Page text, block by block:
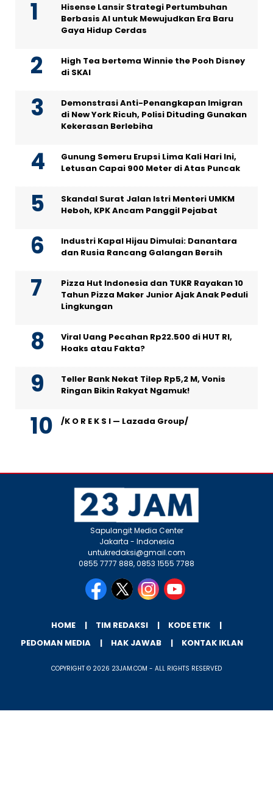
Hisense Lansir Strategi Pertumbuhan
Berbasis AI untuk Mewujudkan Era Baru
Gaya Hidup Cerdas
High Tea bertema Winnie the Pooh Disney
di SKAI
Demonstrasi Anti-Penangkapan Imigran
di New York Ricuh, Polisi Dituding Gunakan
Kekerasan Berlebiha
Gunung Semeru Erupsi Lima Kali Hari Ini,
Letusan Capai 900 Meter di Atas Puncak
Skandal Surat Jalan Istri Menteri UMKM
Heboh, KPK Ancam Panggil Pejabat
Industri Kapal Hijau Dimulai: Danantara
dan Rusia Rancang Galangan Bersih
Pizza Hut Indonesia dan TUKR Rayakan 10
Tahun Pizza Maker Junior Ajak Anak Peduli
Lingkungan
Viral Uang Pecahan Rp22.500 di HUT RI,
Hoaks atau Fakta?
Teller Bank Nekat Tilep Rp5,2 M, Vonis
Ringan Bikin Rakyat Ngamuk!
/K O R E K S I — Lazada Group/
Sapulangit Media Center
Jakarta - Indonesia
untukredaksi@gmail.com
0855 7777 888, 0853 1555 7788
HOME TIM REDAKSI
KODE ETIK
PEDOMAN MEDIA
HAK JAWAB KONTAK IKLAN
COPYRIGHT © 2026 23JAM.COM - ALL RIGHTS RESERVED